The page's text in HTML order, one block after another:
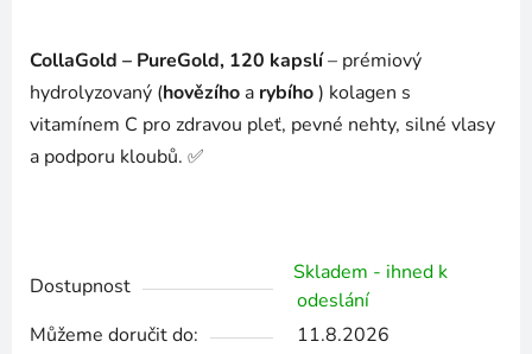
CollaGold – PureGold, 120 kapslí– prémiový
hydrolyzovaný (hovězího a rybího) kolagen s
vitamínem C pro zdravou pleť, pevné nehty, silné vlasy
a podporu kloubů. ✅
Dostupnost
Skladem - ihned k
odeslání
Můžeme doručit do:
11.8.2026